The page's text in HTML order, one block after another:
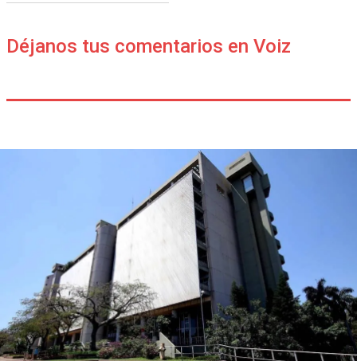
Déjanos tus comentarios en Voiz